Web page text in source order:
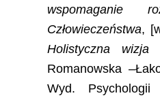
wspomaganie
Człowieczeństwa,
Holistyczna wizja
Romanowska
Wyd.